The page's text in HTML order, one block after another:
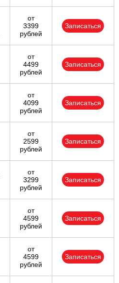
от
3399
рублей
Записаться
от
4499
рублей
Записаться
от
4099
рублей
Записаться
от
2599
рублей
Записаться
от
3299
рублей
Записаться
от
4599
рублей
Записаться
от
4599
рублей
Записаться